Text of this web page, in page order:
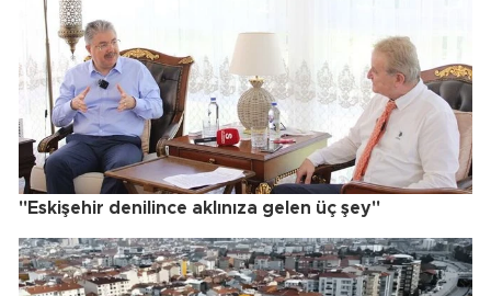
"Eskişehir denilince aklınıza gelen üç şey"